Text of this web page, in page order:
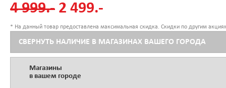
4 999.- 2 499.-
* На данный товар предоставлена максимальная скидка. Скидки по другим
СВЕРНУТЬ НАЛИЧИЕ В МАГАЗИНАХ ВАШЕГО ГОРОДА
Магазины
в вашем городе